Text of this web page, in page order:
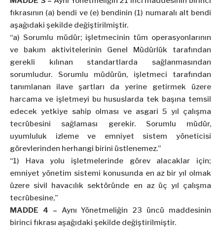
fıkrasının (a) bendi ve (e) bendinin (1) numaralı alt bendi
aşağıdaki şekilde değiştirilmiştir.
“a) Sorumlu müdür; işletmecinin tüm operasyonlarının
ve bakım aktivitelerinin Genel Müdürlük tarafından
gerekli kılınan standartlarda sağlanmasından
sorumludur. Sorumlu müdürün, işletmeci tarafından
tanımlanan ilave şartları da yerine getirmek üzere
harcama ve işletmeyi bu hususlarda tek başına temsil
edecek yetkiye sahip olması ve asgari 5 yıl çalışma
tecrübesini sağlaması gerekir. Sorumlu müdür,
uyumluluk izleme ve emniyet sistem yöneticisi
görevlerinden herhangi birini üstlenemez.”
“1) Hava yolu işletmelerinde görev alacaklar için;
emniyet yönetim sistemi konusunda en az bir yıl olmak
üzere sivil havacılık sektöründe en az üç yıl çalışma
tecrübesine,”
MADDE 4 – Aynı Yönetmeliğin 23 üncü maddesinin
birinci fıkrası aşağıdaki şekilde değiştirilmiştir.